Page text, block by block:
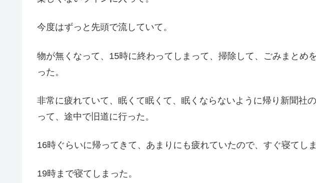
今度はずっと先頭で流していて。
物が無くなって、15時に終わってしまって、掃除して、ごみまとめ
った。
非常に疲れていて、眠くて眠くて、眠くならないように帰り新聞社
って、途中で旧道に行った。
16時ぐらいに帰ってきて、あまりにも疲れていたので、すぐ寝てしま
19時まで寝てしまった。